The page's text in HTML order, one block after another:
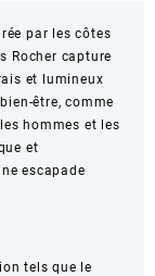
par les côtes
Rocher capture
et lumineux
être, comme
hommes et les
et
escapade
tels que le